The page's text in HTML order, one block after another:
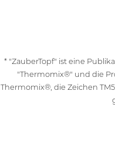
* "ZauberTopf" ist eine
"Thermomix®" und die
Thermomix®, die Zeichen